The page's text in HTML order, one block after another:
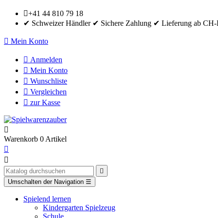
+41 44 810 79 18
✔ Schweizer Händler ✔ Sichere Zahlung ✔ Lieferung ab CH-
 Mein Konto
 Anmelden
 Mein Konto
 Wunschliste
 Vergleichen
 zur Kasse

Warenkorb 0 Artikel



Umschalten der Navigation ☰
Spielend lernen
Kindergarten Spielzeug
Schule